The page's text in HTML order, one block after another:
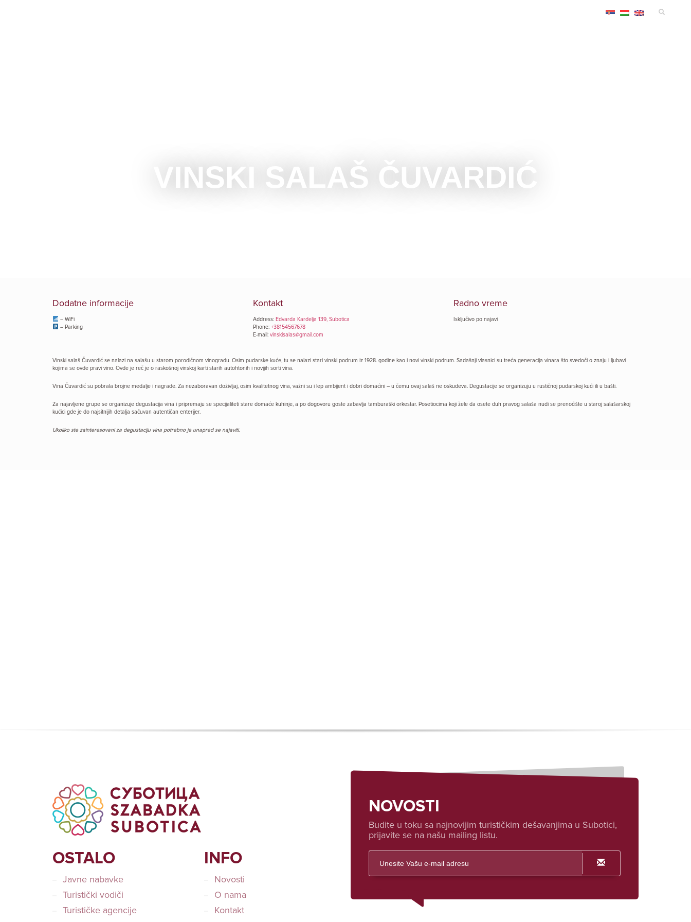
VINSKI SALAŠ ČUVARDIĆ
Dodatne informacije
– WiFi
– Parking
Kontakt
Address: Edvarda Kardelja 139, Subotica
Phone: +38154567678
E-mail: vinskisalas@gmail.com
Radno vreme
Isključivo po najavi
Vinski salaš Čuvardić se nalazi na salašu u starom porodičnom vinogradu. Osim pudarske kuće, tu se nalazi stari vinski podrum iz 1928. godine kao i novi vinski podrum. Sadašnji vlasnici su treća generacija vinara što svedoči o znaju i ljubavi
kojima se ovde pravi vino. Ovde je reč je o raskošnoj vinskoj karti starih autohtonih i novijih sorti vina.
Vina Čuvardić su pobrala brojne medalje i nagrade. Za nezaboravan doživljaj, osim kvalitetnog vina, važni su i lep ambijent i dobri domaćini – u čemu ovaj salaš ne oskudeva. Degustacije se organizuju u rustičnoj pudarskoj kući ili u bašti.
Za najavljene grupe se organizuje degustacija vina i pripremaju se specijaliteti stare domaće kuhinje, a po dogovoru goste zabavlja tamburaški orkestar. Posetiocima koji žele da osete duh pravog salaša nudi se prenoćište u staroj salašarskoj
kućici gde je do najsitnijih detalja sačuvan autentičan enterijer.
Ukoliko ste zainteresovani za degustaciju vina potrebno je unapred se najaviti.
OSTALO
Javne nabavke
Turistički vodiči
Turističke agencije
INFO
Novosti
O nama
Kontakt
NOVOSTI
Budite u toku sa najnovijim turističkim dešavanjima u Subotici,
prijavite se na našu mailing listu.